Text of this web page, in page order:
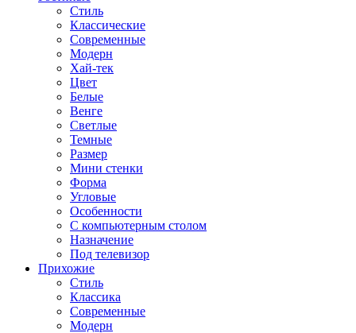
Стиль
Классические
Современные
Модерн
Хай-тек
Цвет
Белые
Венге
Светлые
Темные
Размер
Мини стенки
Форма
Угловые
Особенности
С компьютерным столом
Назначение
Под телевизор
Прихожие
Стиль
Классика
Современные
Модерн